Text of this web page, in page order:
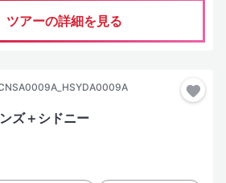
ツアーの詳細を見る
ズ＋シドニー